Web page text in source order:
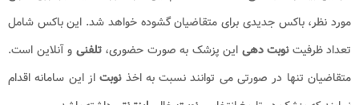
مورد نظر، باکس جدیدی برای متقاضیان گشوده خواهد شد. این باکس شامل
تعداد ظرفیتنوبت دهی این پزشک به صورت حضوری،تلفنی و آنلاین است.
متقاضیان تنها در صورتی می توانند نسبت به اخذنوبتاز این سامانه اقدام